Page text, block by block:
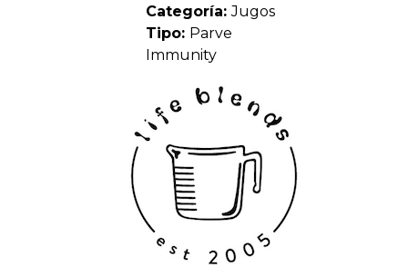
Categoría:Jugos
Tipo: Parve
Immunity